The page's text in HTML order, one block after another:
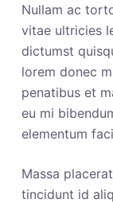
Nullam ac
vitae ultricies
dictumst
lorem donec
penatibus et
eu mi
elementum
Massa
tincidunt id